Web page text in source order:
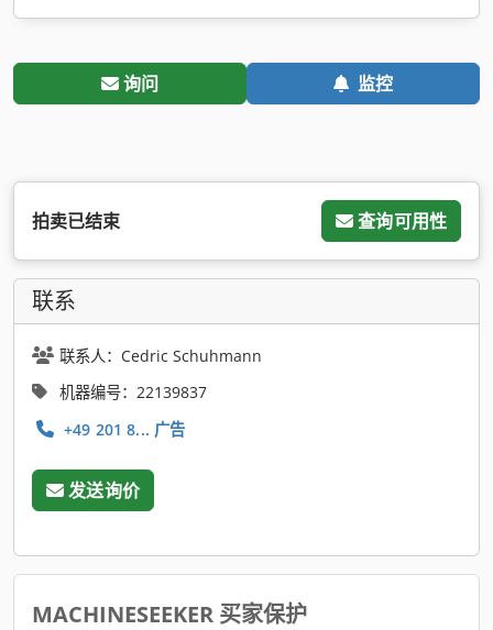
询问 监控
拍卖已结束 查询可用性
联系
联系人：Cedric Schuhmann
机器编号：22139837
+49 201 8... 广告
发送询价
MACHINESEEKER 买家保护